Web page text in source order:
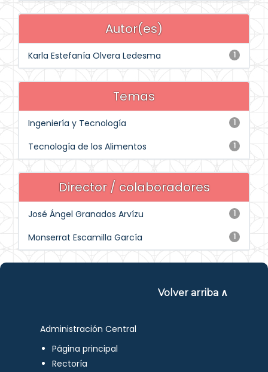
Autor(es)
1
Karla Estefanía Olvera Ledesma
Temas
1
Ingeniería y Tecnología
1
Tecnología de los Alimentos
Director / colaboradores
1
José Ángel Granados Arvízu
1
Monserrat Escamilla García
Volver arriba ∧
Administración Central
Página principal
Rectoría